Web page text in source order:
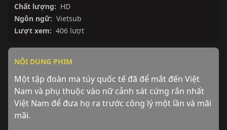
Chất lượng: HD
Ngôn ngữ: Vietsub
Lượt xem: 406 lượt
NỘI DUNG PHIM
Một tập đoàn ma túy quốc tế đã để mắt đến Việt
Nam và phụ thuộc vào nữ cảnh sát cứng rắn nhất
Việt Nam để đưa họ ra trước công lý một lần và mãi
mãi.